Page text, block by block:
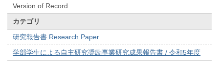
Version of Record
カテゴリ
研究報告書 Research Paper
学部学生による自主研究奨励事業研究成果報告書 / 令和5年度